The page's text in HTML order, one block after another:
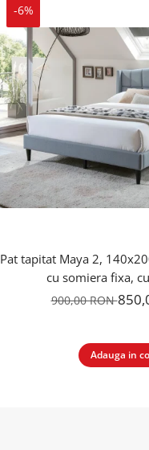
-6%
Pat tapitat Maya 2,
cu somiera fixa,
900,00 RON
Adauga in